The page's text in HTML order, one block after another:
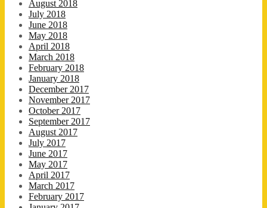
August 2018
July 2018
June 2018
May 2018
April 2018
March 2018
February 2018
January 2018
December 2017
November 2017
October 2017
September 2017
August 2017
July 2017
June 2017
May 2017
April 2017
March 2017
February 2017